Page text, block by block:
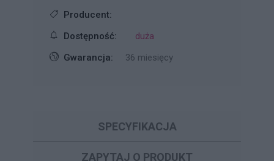
Producent:
Dostępność:
duża
Gwarancja:
36 miesięcy
SPECYFIKACJA
ZAPYTAJ O PRODUKT